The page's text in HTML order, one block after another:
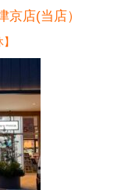
京店(当店）